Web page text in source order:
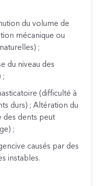
du volume de
mécanique ou
;
du niveau des
;
(difficulté à
durs) ; Altération du
des dents peut
;
causés par des
instables.